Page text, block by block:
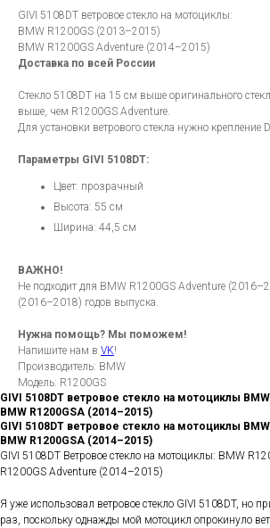
GIVI 5108DT ветровое стекло на мотоциклы:
BMW R1200GS (2013–2015)
BMW R1200GS Adventure (2014–2015)
Доставка по всей России
Стекло 5108DT на 15 см выше оригинального
выше, чем R1200GS Adventure.
Для установки ветрового стекла нужно крепление
Параметры GIVI 5108DT:
Цвет: прозрачный
Высота: 55 cм
Ширина: 44,5 cм
ВАЖНО!
Не подходит для BMW R1200GS Adventure
(2016–2018) годов выпуска.
Нужна помощь? Мы поможем!
Напишите нам в VK!
Производитель: BMW
Модель: R1200GS
GIVI 5108DT ветровое стекло на мотоциклы
BMW R1200GSA (2014–2015)
GIVI 5108DT ветровое стекло на мотоциклы
BMW R1200GSA (2014–2015)
GIVI 5108DT Ветровое стекло на мотоциклы: BMW
R1200GS Adventure (2014–2015)
Я уже использовал ветровое стекло GIVI 5108DT, но
раз, поскольку однажды мой мотоцикл опрокинуло